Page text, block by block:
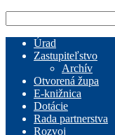
Úrad
Zastupiteľstvo
Archív
Otvorená župa
E-knižnica
Dotácie
Rada partnerstva
Rozvoj